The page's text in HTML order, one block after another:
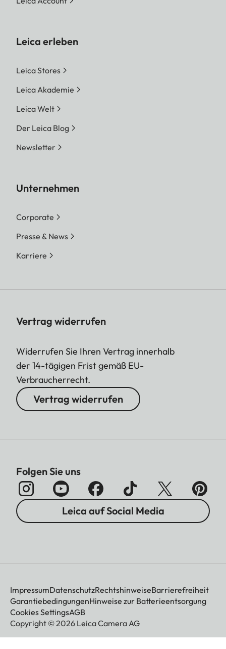
Leica erleben
Leica Stores
Leica Akademie
Leica Welt
Der Leica Blog
Newsletter
Unternehmen
Corporate
Presse & News
Karriere
Vertrag widerrufen
Widerrufen Sie Ihren Vertrag innerhalb
der 14-tägigen Frist gemäß EU-
Verbraucherrecht.
Vertrag widerrufen
Folgen Sie uns
Leica auf Social Media
ImpressumDatenschutzRechtshinweiseBarrierefreiheit
GarantiebedingungenHinweise zur Batterieentsorgung
Cookies SettingsAGB
Copyright © 2026 Leica Camera AG